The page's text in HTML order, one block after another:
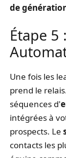
de
Étape
Une fois les
prend le
séquences d'
intégrées à
prospects. Le
contacts les